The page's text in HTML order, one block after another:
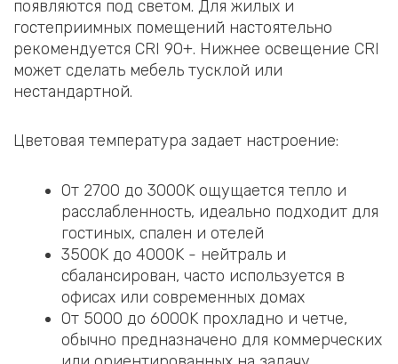
появляются под светом. Для жилых и
гостеприимных помещений настоятельно
рекомендуется CRI 90+. Нижнее освещение CRI
может сделать мебель тусклой или
нестандартной.
Цветовая температура задает настроение:
От 2700 до 3000K ощущается тепло и
расслабленность, идеально подходит для
гостиных, спален и отелей
3500K до 4000K - нейтраль и
сбалансирован, часто используется в
офисах или современных домах
От 5000 до 6000K прохладно и четче,
обычно предназначено для коммерческих